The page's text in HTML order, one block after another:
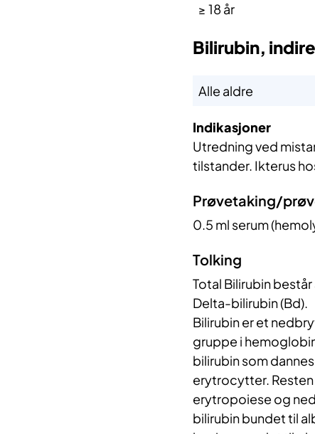
≥ 18 år
Bilirubin,
Alle aldre
Indikasjoner
Utredning ved
tilstander. Ikterus
Prøvetaking/
0.5 ml serum
Tolking
Total Bilirubin
Delta-bilirubin (Bd).
Bilirubin er et
gruppe i
bilirubin som
erytrocytter.
erytropoiese og
bilirubin bundet til